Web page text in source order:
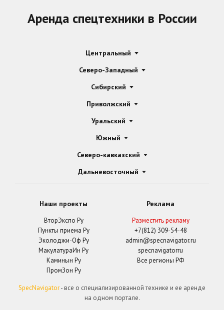
Аренда спецтехники в России
Центральный
Северо-Западный
Сибирский
Приволжский
Уральский
Южный
Северо-кавказский
Дальневосточный
Наши проекты
ВторЭкспо Ру
Пункты приема Ру
Эколоджи-Оф Ру
МакулатураИн Ру
Каминын Ру
ПромЗон Ру
Реклама
Разместить рекламу
+7(812) 309-54-48
admin@specnavigator.ru
specnavigatorru
Все регионы РФ
SpecNavigator- все о специализированной технике и ее аренде
на одном портале.